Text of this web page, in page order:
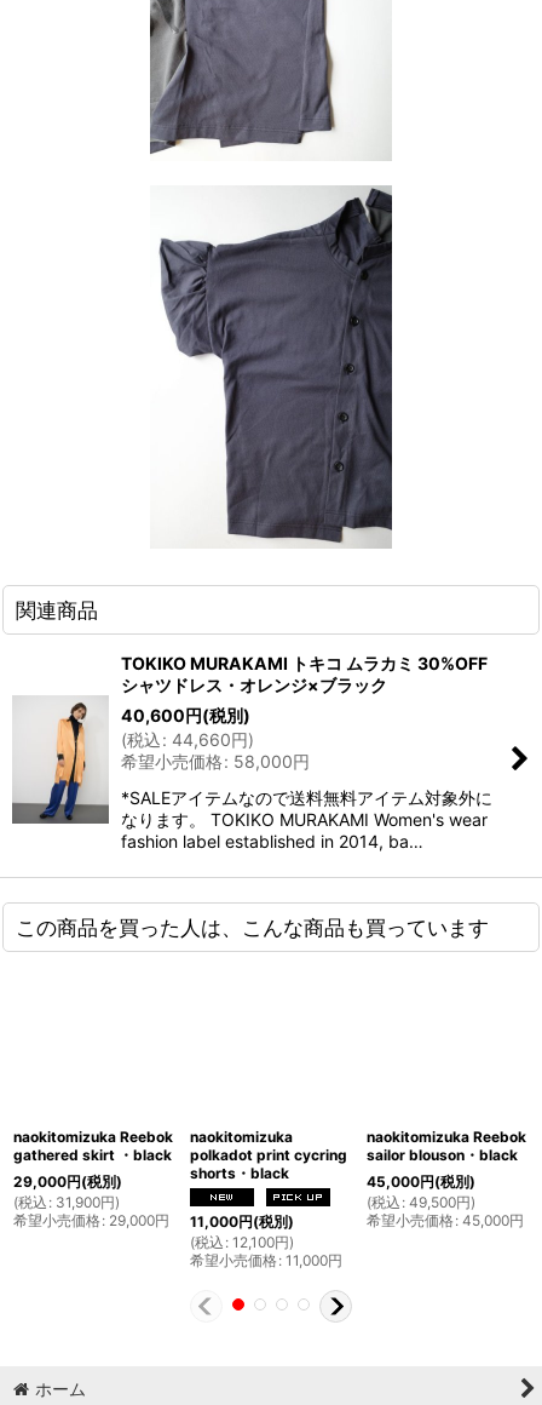
関連商品
TOKIKO MURAKAMI トキコ ムラカミ 30%OFF
シャツドレス・オレンジ×ブラック
40,600円(税別)
(税込: 44,660円)
希望小売価格: 58,000円
*SALEアイテムなので送料無料アイテム対象外に
なります。 TOKIKO MURAKAMI Women's wear
fashion label established in 2014, ba…
この商品を買った人は、こんな商品も買っています
naokitomizuka Reebok
gathered skirt ・black
29,000円(税別)
(税込 : 31,900円)
希望小売価格: 29,000円
naokitomizuka
polkadot print cycring
shorts・black
11,000円(税別)
(税込 : 12,100円)
希望小売価格: 11,000円
naokitomizuka Reebok
sailor blouson・black
45,000円(税別)
(税込 : 49,500円)
希望小売価格: 45,000円
ホーム